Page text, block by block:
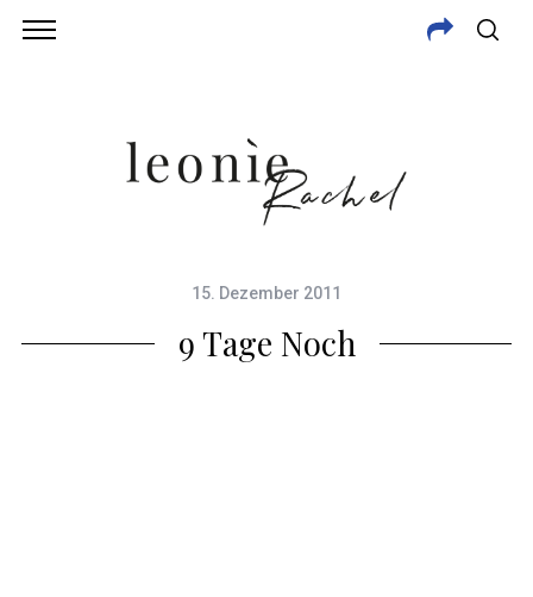
15. Dezember 2011
9 Tage Noch